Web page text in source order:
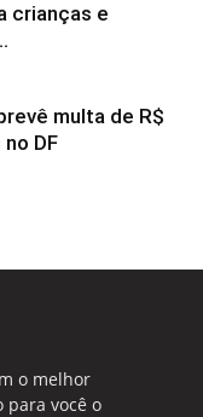
crianças e
multa de R$
DF
o melhor
para você o